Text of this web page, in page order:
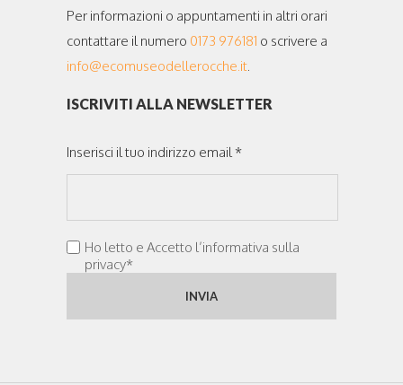
Per informazioni o appuntamenti in altri orari
contattare il numero 0173 976181 o scrivere a
info@ecomuseodellerocche.it.
ISCRIVITI ALLA NEWSLETTER
Inserisci il tuo indirizzo email *
Ho letto e Accetto l’informativa sulla
privacy*